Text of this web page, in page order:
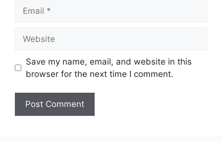
Save my name, email, and website in this
browser for the next time I comment.